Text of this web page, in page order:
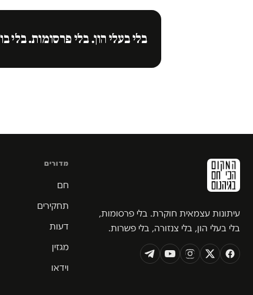
בלי בעלי הון. בלי פרסומות. בלי
עיתונות עצמאית חוקרת. בלי פרסומות,
בלי בעלי הון, בלי צנזורה, בלי פשרות.
מדורים
חם
תחקירים
דעות
מגזין
וידאו